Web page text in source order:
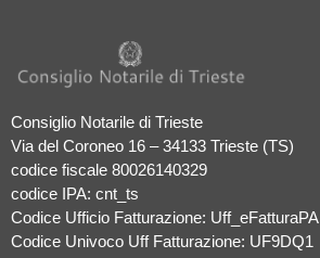
Consiglio Notarile di Trieste
Via del Coroneo 16 – 34133 Trieste (TS)
codice fiscale 80026140329
codice IPA: cnt_ts
Codice Ufficio Fatturazione: Uff_eFatturaPA
Codice Univoco Uff Fatturazione: UF9DQ1